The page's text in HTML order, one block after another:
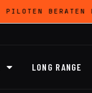
PILOTEN BERATEN
LONG RANGE